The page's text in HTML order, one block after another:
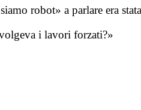
robot» a parlare era
i lavori forzati?»